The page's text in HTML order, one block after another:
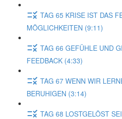
TAG 65 KRISE IST DAS
MÖGLICHKEITEN (9:11)
TAG 66 GEFÜHLE UND
FEEDBACK (4:33)
TAG 67 WENN WIR
BERUHIGEN (3:14)
TAG 68 LOSTGELÖST